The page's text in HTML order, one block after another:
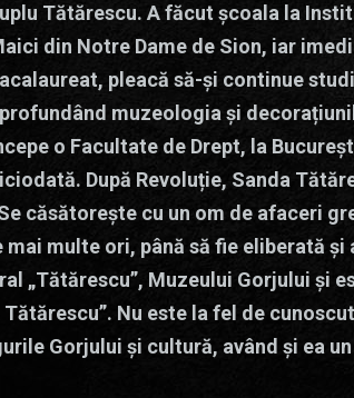
Tătărescu. A făcut școala la
din Notre Dame de Sion, iar
pleacă să-și continue
muzeologia și
o Facultate de Drept, la
După Revoluție, Sanda
căsătorește cu un om de afaceri
multe ori, până să fie eliberată și
„Tătărescu”, Muzeului Gorjului și
Nu este la fel de
Gorjului și cultură, având și ea